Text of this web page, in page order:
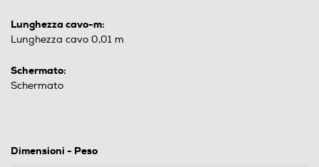
Lunghezza cavo-m:
Lunghezza cavo 0,01 m
Schermato:
Schermato
Dimensioni - Peso